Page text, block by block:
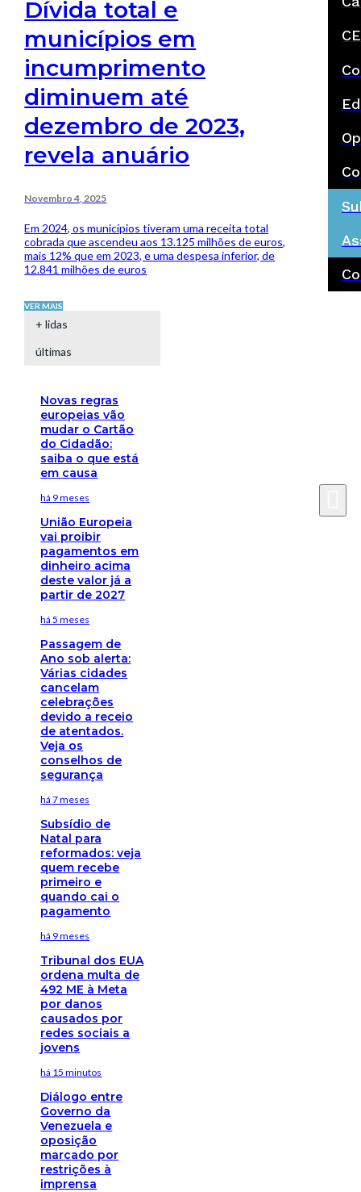
Dívida total e
municípios em
incumprimento
diminuem até
dezembro de 2023,
revela anuário
Novembro 4, 2025
Em 2024, os municípios tiveram uma receita total
cobrada que ascendeu aos 13.125 milhões de euros,
mais 12% que em 2023, e uma despesa inferior, de
12.841 milhões de euros
VER MAIS
+ lidas
últimas
Novas regras
europeias vão
mudar o Cartão
do Cidadão:
saiba o que está
em causa
há 9 meses
União Europeia
vai proibir
pagamentos em
dinheiro acima
deste valor já a
partir de 2027
há 5 meses
Passagem de
Ano sob alerta:
Várias cidades
cancelam
celebrações
devido a receio
de atentados.
Veja os
conselhos de
segurança
há 7 meses
Subsídio de
Natal para
reformados: veja
quem recebe
primeiro e
quando cai o
pagamento
há 9 meses
Tribunal dos EUA
ordena multa de
492 ME à Meta
por danos
causados por
redes sociais a
jovens
há 15 minutos
Diálogo entre
Governo da
Venezuela e
oposição
marcado por
restrições à
imprensa